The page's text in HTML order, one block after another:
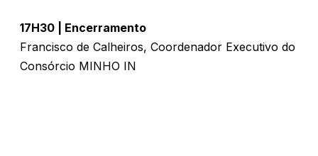
17H30 | Encerramento
Francisco de Calheiros, Coordenador Executivo do
Consórcio MINHO IN